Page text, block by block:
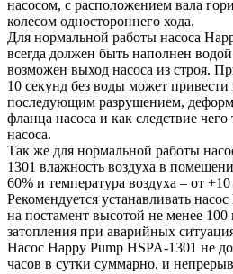
насосом, с расположением вала
колесом одностороннего хода.
Для нормальной работы насоса
всегда должен быть наполнен
возможен выход насоса из строя.
10 секунд без воды может привести
последующим разрушением,
фланца насоса и как следствие
насоса.
Так же для нормальной работы
1301 влажность воздуха в
60% и температура воздуха – от
Рекомендуется устанавливать
на постамент высотой не менее
затопления при аварийных
Насос Happy Pump HSPA-1301 не
часов в сутки суммарно, и